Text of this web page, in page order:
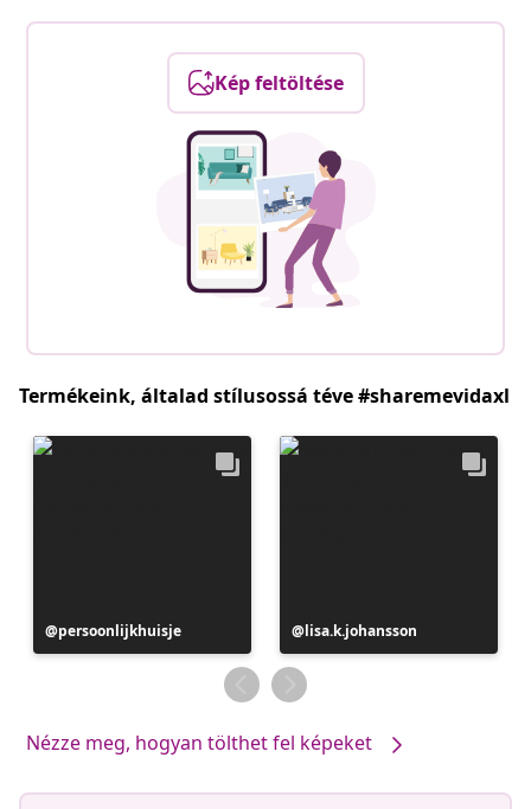
Kép feltöltése
Termékeink, általad stílusossá téve #sharemevidaxl
Bejegyzés
közzétevője
persoonlijkhuisje
Bejegyzés
közzétevője
lisa.k.johansson
Nézze meg, hogyan tölthet fel képeket